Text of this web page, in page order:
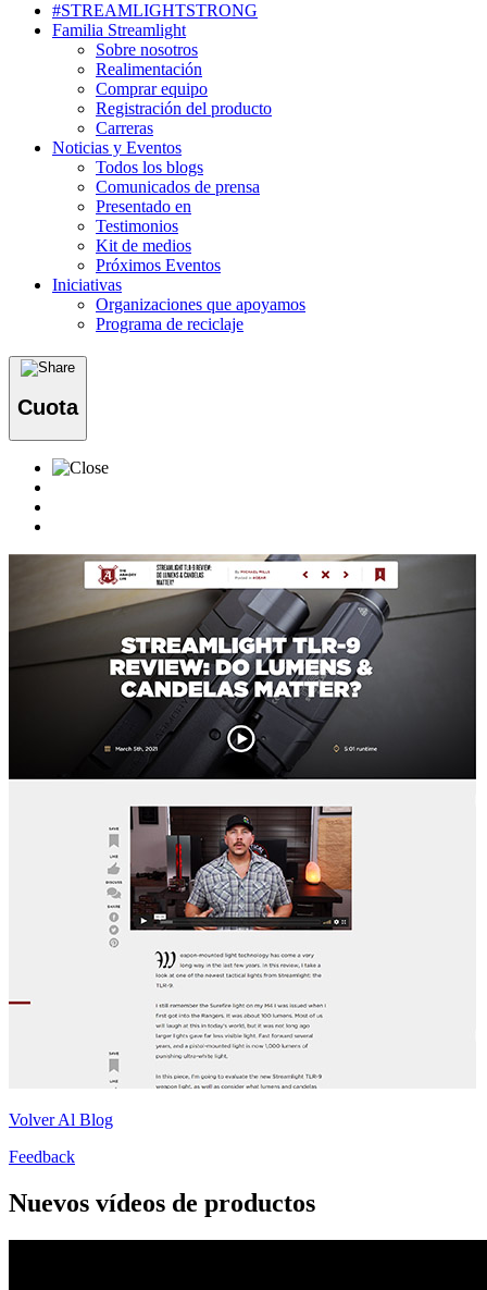
#STREAMLIGHTSTRONG
Familia Streamlight
Sobre nosotros
Realimentación
Comprar equipo
Registración del producto
Carreras
Noticias y Eventos
Todos los blogs
Comunicados de prensa
Presentado en
Testimonios
Kit de medios
Próximos Eventos
Iniciativas
Organizaciones que apoyamos
Programa de reciclaje
Cuota
Volver Al Blog
Feedback
Nuevos vídeos de productos